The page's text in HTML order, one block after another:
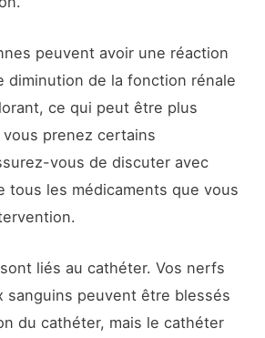
peuvent avoir une réaction
diminution de la fonction rénale
ce qui peut être plus
prenez certains
vous de discuter avec
tous les médicaments que vous
liés au cathéter. Vos nerfs
sanguins peuvent être blessés
du cathéter, mais le cathéter